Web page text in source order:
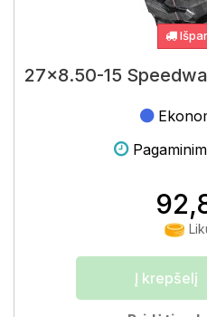
27x8.50-15
Į krepšelį